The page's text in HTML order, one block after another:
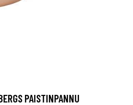
PAISTINPANNU